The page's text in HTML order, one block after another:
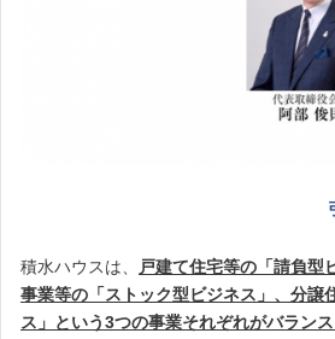
積水ハウスは、
戸建て住宅等の「請負型
事業等の「ストック型ビジネス」、分譲
ス」という3つの事業それぞれがバラン